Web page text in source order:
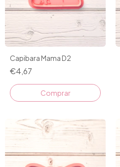
Capibara Mama D2
€4,67
Comprar